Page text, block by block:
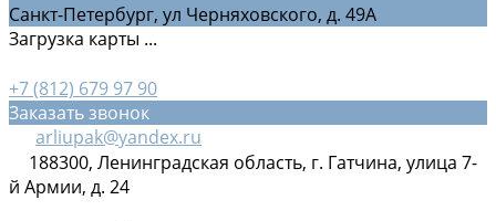
Санкт-Петербург, ул Черняховского, д. 49А
Загрузка карты ...
+7 (812) 679 97 90
Заказать звонок
arliupak@yandex.ru
188300, Ленинградская область, г. Гатчина, улица 7-
й Армии, д. 24